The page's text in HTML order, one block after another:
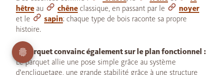
hêtre au chêne classique, en passant par le
noyer
et le
sapin: chaque type de bois raconte sa propre
histoire.
Le parquet convainc également sur le plan fonctionnel :
Le parquet allie une pose simple grâce au système
d'encliquetage, une grande stabilité grâce à une structure